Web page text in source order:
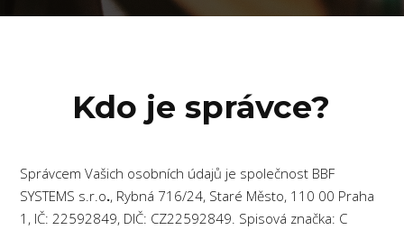
Kdo je správce?
Správcem Vašich osobních údajů je společnost BBF
SYSTEMS s.r.o., Rybná 716/24, Staré Město, 110 00 Praha
1, IČ: 22592849, DIČ: CZ22592849. Spisová značka: C